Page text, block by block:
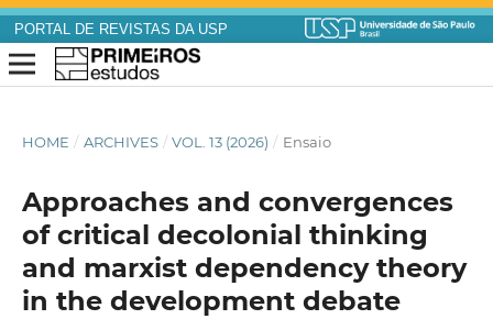
PORTAL DE REVISTAS DA USP
HOME / ARCHIVES / VOL. 13 (2026) / Ensaio
Approaches and convergences
of critical decolonial thinking
and marxist dependency theory
in the development debate